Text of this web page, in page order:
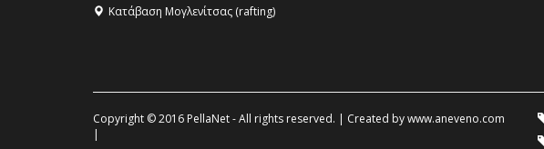
Κατάβαση Μογλενίτσας (rafting)
Copyright © 2016 PellaNet - All rights reserved. | Created bywww.aneveno.com
|